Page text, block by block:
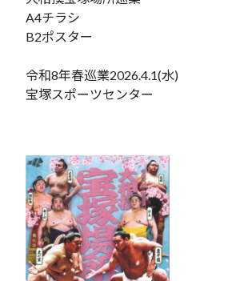
A4チラシ
B2ポスター
令和8年春巡業2026.4.1(水)
宝塚スポーツセンター